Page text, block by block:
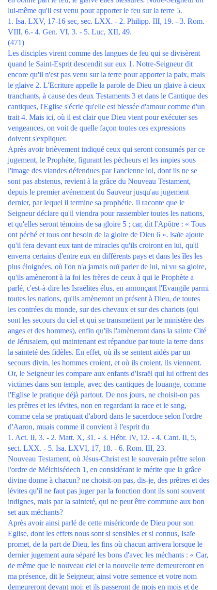
lui-même qu'il est venu pour apporter le feu sur la terre 5.
1. Isa. LXV, 17-16 sec, sec. LXX. - 2. Philipp. III, 19. - 3. Rom.
VIII, 6.- 4. Gen. VI, 3. - 5. Luc, XII, 49.
(471)
Les disciples virent comme des langues de feu qui se divisèrent
quand le Saint-Esprit descendit sur eux 1. Notre-Seigneur dit
encore qu'il n'est pas venu sur la terre pour apporter la paix, mais
le glaive 2. L'Ecriture appelle la parole de Dieu un glaive à cieux
tranchants, à cause des deux Testaments 3 et dans le Cantique des
cantiques, l'Eglise s'écrie qu'elle est blessée d'amour comme d'un
trait 4. Mais ici, où il est clair que Dieu vient pour exécuter ses
vengeances, on voit de quelle façon toutes ces expressions
doivent s'expliquer.
Après avoir brièvement indiqué ceux qui seront consumés par ce
jugement, le Prophète, figurant les pécheurs et les impies sous
l'image des viandes défendues par l'ancienne loi, dont ils ne se
sont pas abstenus, revient à la grâce du Nouveau Testament,
depuis le premier avénement du Sauveur jusqu'au jugement
dernier, par lequel il termine sa prophétie. Il raconte que le
Seigneur déclare qu'il viendra pour rassembler toutes les nations,
et qu'elles seront témoins de sa gloire 5 ; car, dit l'Apôtre : « Tous
ont péché et tous ont besoin de la gloire de Dieu 6 ». lsaïe ajoute
qu'il fera devant eux tant de miracles qu'ils croiront en lui, qu'il
enverra certains d'entre eux en différents pays et dans les îles les
plus éloignées, où l'on n'a jamais ouï parler de lui, ni vu sa gloire,
qu'ils amèneront à la foi les frères de ceux à qui le Prophète a
parlé, c'est-à-dire les Israélites élus, en annonçant l'Evangile parmi
toutes les nations, qu'ils amèneront un présent à Dieu, de toutes
les contrées du monde, sur des chevaux et sur des chariots (qui
sont les secours du ciel et qui se transmettent par le ministère des
anges et des hommes), enfin qu'ils l'amèneront dans la sainte Cité
de Jérusalem, qui maintenant est répandue par toute la terre dans
la sainteté des fidèles. En effet, où ils se sentent aidés par un
secours divin, les hommes croient, et où ils croient, ils viennent.
Or, le Seigneur les compare aux enfants d'Israël qui lui offrent des
victimes dans son temple, avec des cantiques de louange, comme
l'Eglise le pratique déjà partout. De nos jours, ne choisit-on pas
les prêtres et les lévites, non en regardant la race et le sang,
comme cela se pratiquait d'abord dans le sacerdoce selon l'ordre
d'Aaron, muais comme il convient à l'esprit du
1. Act. II, 3. - 2. Matt. X, 31. - 3. Hébr. IV, 12. - 4. Cant. II, 5,
sect. LXX. - 5. Isa. LXVI, 17, 18. - 6. Rom. III, 23.
Nouveau Testament, où Jésus-Christ est le souverain prêtre selon
l'ordre de Mélchisédech 1, en considérant le mérite que la grâce
divine donne à chacun? ne choisit-on pas, dis-je, des prêtres et des
lévites qu'il ne faut pas juger par la fonction dont ils sont souvent
indignes, mais par la sainteté, qui ne peut être commune aux bon
set aux méchants?
Après avoir ainsi parlé de cette miséricorde de Dieu pour son
Eglise, dont les effets nous sont si sensibles et si connus, Isaïe
promet, de la part de Dieu, les fins où chacun arrivera lorsque le
dernier jugement aura séparé les bons d'avec les méchants : « Car,
de même que le nouveau ciel et la nouvelle terre demeureront en
ma présence, dit le Seigneur, ainsi votre semence et votre nom
demeureront devant moi; et ils passeront de mois en mois et de